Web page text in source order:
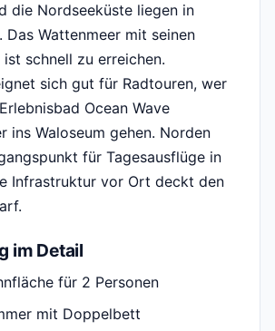
die Nordseeküste liegen in
Das Wattenmeer mit seinen
ist schnell zu erreichen.
sich gut für Radtouren, wer
Ocean Wave
ins Waloseum gehen. Norden
für Tagesausflüge in
Infrastruktur vor Ort deckt den
im Detail
für 2 Personen
mit Doppelbett